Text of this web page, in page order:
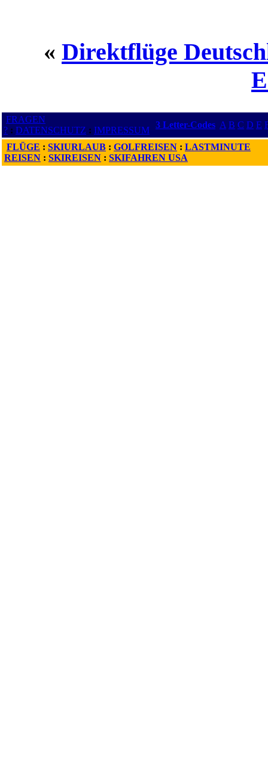
« Direktflüge
FRAGEN
? : DATENSCHUTZ : IMPRESSUM
3 Letter-Codes A B C D E
FLÜGE : SKIURLAUB : GOLFREISEN : LASTMINUTE
REISEN : SKIREISEN : SKIFAHREN USA